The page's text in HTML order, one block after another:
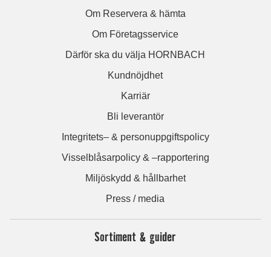
Om Reservera & hämta
Om Företagsservice
Därför ska du välja HORNBACH
Kundnöjdhet
Karriär
Bli leverantör
Integritets– & personuppgiftspolicy
Visselblåsarpolicy & –rapportering
Miljöskydd & hållbarhet
Press / media
Sortiment & guider